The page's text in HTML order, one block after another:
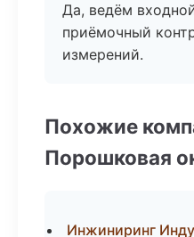
Да, ведём
приёмочный
измерений.
Похожие
Порошковая
Инжиниринг